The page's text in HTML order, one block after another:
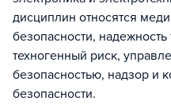
дисциплин относятся
безопасности,
техногенный риск,
безопасностью, надзор и
безопасности.